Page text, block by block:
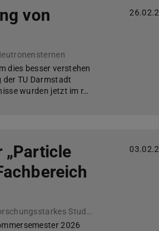
von
dies besser verstehen
TU Darmstadt
wurden jetzt im r…
„Particle
Bewerbung jetzt möglich – Video macht Lust auf forschungsstarkes Studium
2026